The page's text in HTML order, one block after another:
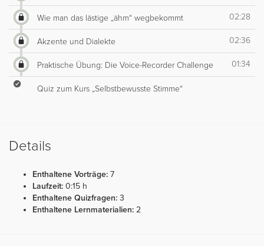
Wie man das lästige „ähm“ wegbekommt 02:28
Akzente und Dialekte 02:36
Praktische Übung: Die Voice-Recorder Challenge 01:34
Quiz zum Kurs „Selbstbewusste Stimme“
Details
Enthaltene Vorträge: 7
Laufzeit: 0:15 h
Enthaltene Quizfragen: 3
Enthaltene Lernmaterialien: 2